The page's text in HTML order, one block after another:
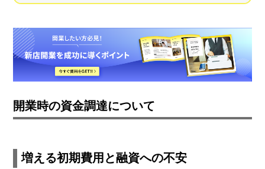
開業時の資金調達について
増える初期費用と融資への不安